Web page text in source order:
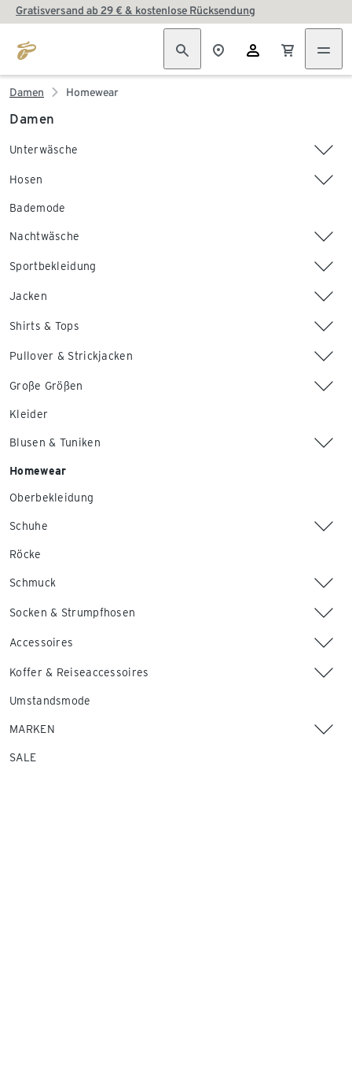
Gratisversand ab 29 € & kostenlose Rücksendung
Damen Homewear
Damen
Unterwäsche
Hosen
Bademode
Nachtwäsche
Sportbekleidung
Jacken
Shirts & Tops
Pullover & Strickjacken
Große Größen
Kleider
Blusen & Tuniken
Homewear
Oberbekleidung
Schuhe
Röcke
Schmuck
Socken & Strumpfhosen
Accessoires
Koffer & Reiseaccessoires
Umstandsmode
MARKEN
SALE